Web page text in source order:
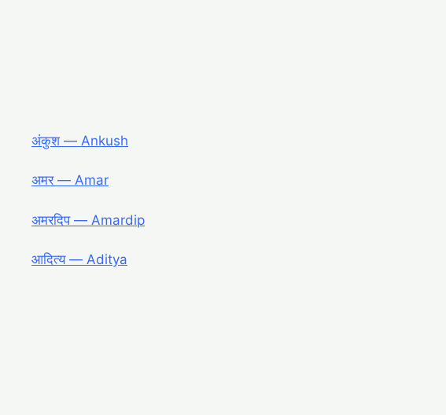
अंकुश ― Ankush
अमर ― Amar
अमरदिप ― Amardip
आदित्य ― Aditya